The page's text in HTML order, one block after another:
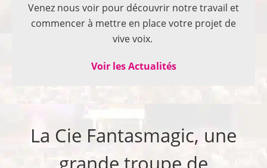
Venez nous voir pour découvrir notre travail et
commencer à mettre en place votre projet de
vive voix.
Voir les Actualités
La Cie Fantasmagic, une